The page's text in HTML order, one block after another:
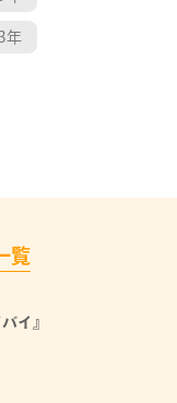
年
覧
イ』